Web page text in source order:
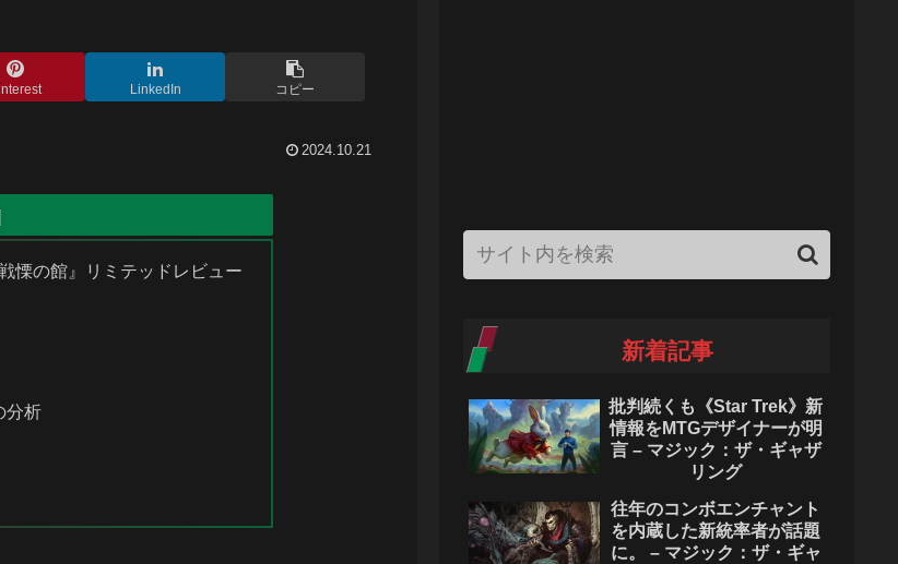
LinkedIn コピー
2024.10.21
慄の館』リミテッドレビュー
分析
新着記事
批判続くも《Star Trek》新
情報をMTGデザイナーが明
言 – マジック：ザ・ギャザ
リング
往年のコンボエンチャント
を内蔵した新統率者が話題
に。 – マジック：ザ・ギャ